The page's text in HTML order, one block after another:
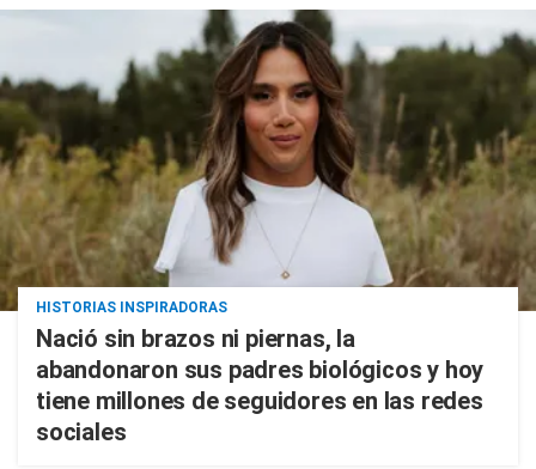
HISTORIAS INSPIRADORAS
Nació sin brazos ni piernas, la
abandonaron sus padres biológicos y hoy
tiene millones de seguidores en las redes
sociales